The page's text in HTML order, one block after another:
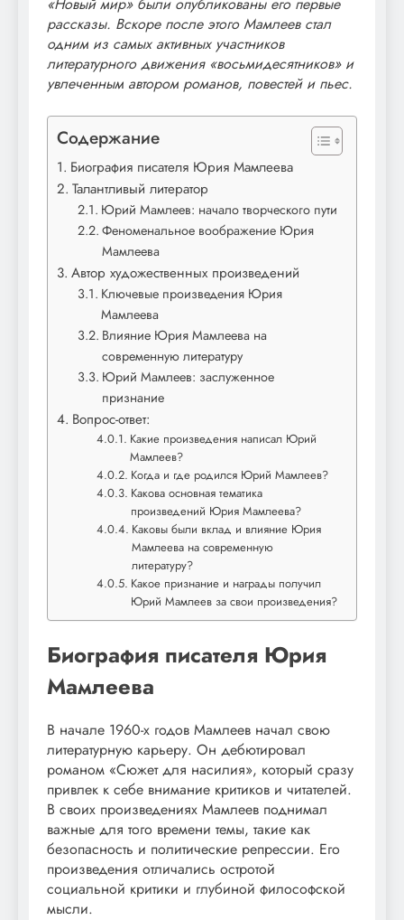
рассказы. Вскоре после этого Мамлеев стал
одним из самых активных участников
литературного движения «восьмидесятников» и
увлеченным автором романов, повестей и пьес.
Содержание
Биография писателя Юрия Мамлеева
Талантливый литератор
Юрий Мамлеев: начало творческого пути
Феноменальное воображение Юрия
Мамлеева
Автор художественных произведений
Ключевые произведения Юрия
Мамлеева
Влияние Юрия Мамлеева на
современную литературу
Юрий Мамлеев: заслуженное
признание
Вопрос-ответ:
Какие произведения написал Юрий
Мамлеев?
Когда и где родился Юрий Мамлеев?
Какова основная тематика
произведений Юрия Мамлеева?
Каковы были вклад и влияние Юрия
Мамлеева на современную
литературу?
Какое признание и награды получил
Юрий Мамлеев за свои произведения?
Биография писателя Юрия
Мамлеева
В начале 1960-х годов Мамлеев начал свою
литературную карьеру. Он дебютировал
романом «Сюжет для насилия», который сразу
привлек к себе внимание критиков и читателей.
В своих произведениях Мамлеев поднимал
важные для того времени темы, такие как
безопасность и политические репрессии. Его
произведения отличались остротой
социальной критики и глубиной философской
мысли.